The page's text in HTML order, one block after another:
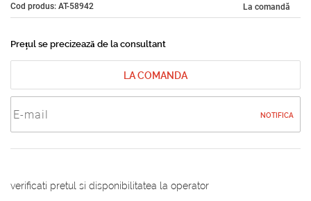
Cod produs: AT-58942 La comandă
Prețul se precizează de la consultant
LA COMANDA
NOTIFICA
verificati pretul si disponibilitatea la operator